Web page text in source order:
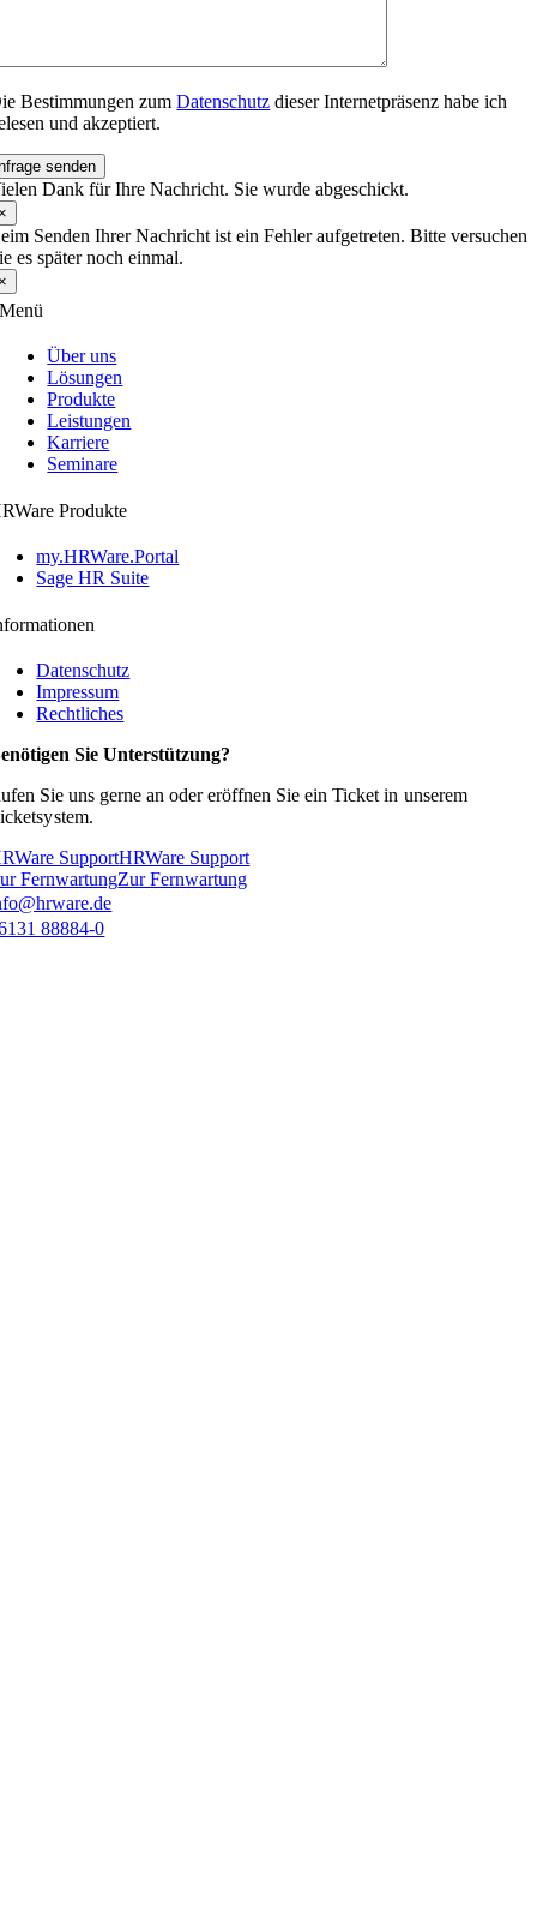
Bestimmungen zumDatenschutz dieser Internetpräsenz habe ich
und akzeptiert.
senden
Dank für Ihre Nachricht. Sie wurde abgeschickt.
Senden Ihrer Nachricht ist ein Fehler aufgetreten. Bitte versuchen
es später noch einmal.
Menü
Über uns
Lösungen
Produkte
Leistungen
Karriere
Seminare
Produkte
my.HRWare.Portal
Sage HR Suite
Datenschutz
Impressum
Rechtliches
Sie Unterstützung?
Sie uns gerne an oder eröffnen Sie ein Ticket in unserem
SupportHRWare Support
FernwartungZur Fernwartung
88884-0